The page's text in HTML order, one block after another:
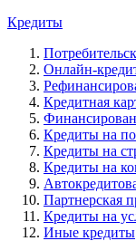
Кредиты
Онлайн-
Кредитная
Кредиты на
Кредиты на
Кредиты на
Партнерская
Кредиты на
Иные кредиты